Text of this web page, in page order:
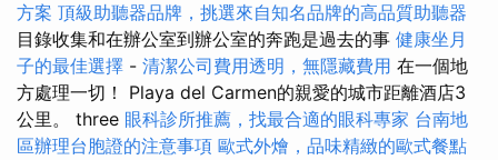
方案 頂級助聽器品牌，挑選來自知名品牌的高品質助聽器
目錄收集和在辦公室到辦公室的奔跑是過去的事 健康坐月
子的最佳選擇 - 清潔公司費用透明，無隱藏費用 在一個地
方處理一切！ Playa del Carmen的親愛的城市距離酒店3
公里。 three 眼科診所推薦，找最合適的眼科專家 台南地
區辦理台胞證的注意事項 歐式外燴，品味精緻的歐式餐點